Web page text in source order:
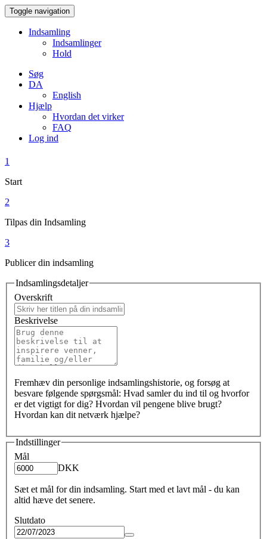
Toggle navigation
Indsamling
Indsamlinger
Hold
Søg
DA
English
Hjælp
Hvordan det virker
FAQ
Log ind
1
Start
2
Tilpas din Indsamling
3
Publicer din indsamling
Indsamlingsdetaljer
Overskrift
Beskrivelse
Fremhæv din personlige indsamlingshistorie, og forsøg at
besvare følgende spørgsmål: Hvad samler du ind til og hvorfor
er det vigtigt for dig? Hvordan vil pengene blive brugt?
Hvordan kan dit netværk hjælpe?
Indstillinger
Mål
DKK
Sæt et mål for din indsamling. Start med et lavt mål - du kan
altid hæve det senere.
Slutdato